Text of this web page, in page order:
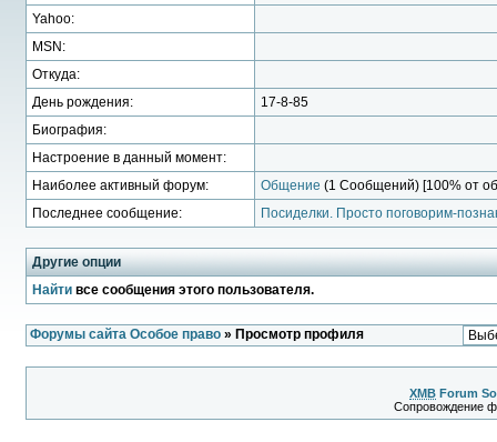
Yahoo:
MSN:
Откуда:
День рождения:
17-8-85
Биография:
Настроение в данный момент:
Наиболее активный форум:
Общение (1 Сообщений) [100% от
Последнее сообщение:
Посиделки. Просто поговорим-
Другие опции
Найтивсе сообщения этого пользователя.
Форумы сайта Особое право» Просмотр профиля
XMB Forum
Сопровождение